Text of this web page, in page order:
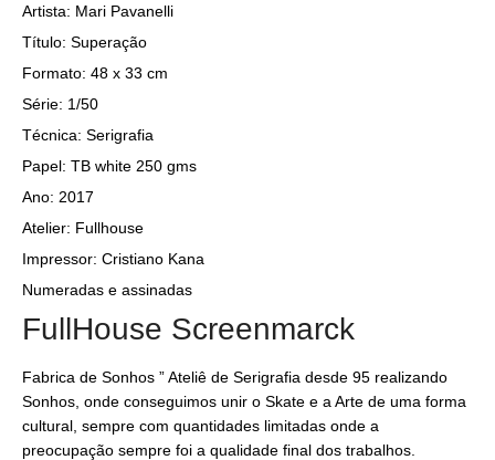
Artista: Mari Pavanelli
Título: Superação
Formato: 48 x 33 cm
Série: 1/50
Técnica: Serigrafia
Papel: TB white 250 gms
Ano: 2017
Atelier: Fullhouse
Impressor: Cristiano Kana
Numeradas e assinadas
FullHouse Screenmarck
Fabrica de Sonhos ” Ateliê de Serigrafia desde 95 realizando
Sonhos, onde conseguimos unir o Skate e a Arte de uma forma
cultural, sempre com quantidades limitadas onde a
preocupação sempre foi a qualidade final dos trabalhos.